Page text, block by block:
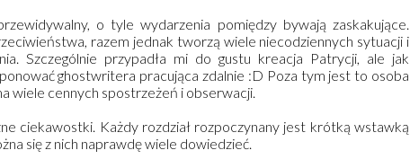
o tyle wydarzenia pomiędzy bywają zaskakujące.
razem jednak tworzą wiele niecodziennych sytuacji i
Szczególnie przypadła mi do gustu kreacja Patrycji, ale jak
ghostwritera pracująca zdalnie :D Poza tym jest to osoba
wiele cennych spostrzeżeń i obserwacji.
ciekawostki. Każdy rozdział rozpoczynany jest krótką wstawką
się z nich naprawdę wiele dowiedzieć.